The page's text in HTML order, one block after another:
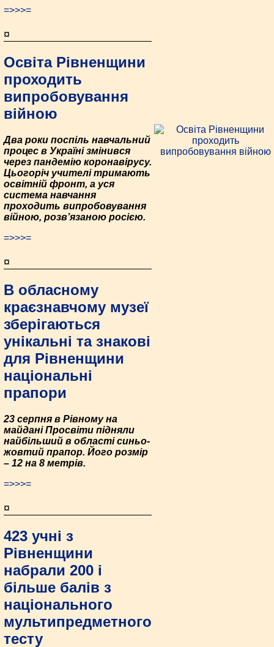
=>>>=
¤
Освіта Рівненщини
проходить
випробовування
війною
Два роки поспіль навчальний
процес в Україні змінився
через пандемію коронавірусу.
Цьогоріч учителі тримають
освітній фронт, а уся
система навчання
проходить випробовування
війною, розв’язаною росією.
=>>>=
¤
В обласному
краєзнавчому музеї
зберігаються
унікальні та знакові
для Рівненщини
національні
прапори
23 серпня в Рівному на
майдані Просвіти підняли
найбільший в області синьо-
жовтий прапор. Його розмір
– 12 на 8 метрів.
=>>>=
¤
423 учні з
Рівненщини
набрали 200 і
більше балів з
національного
мультипредметного
тесту